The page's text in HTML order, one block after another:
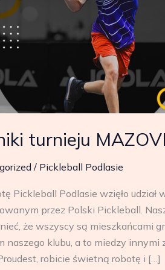
turnieju
/ Pickleball Podlasie
Pickleball Podlasie wzięło
przez Polski Pickleball.
że wszyscy są mieszkańcami
naszego klubu, a to miedzy
robicie świetną robotę i […]